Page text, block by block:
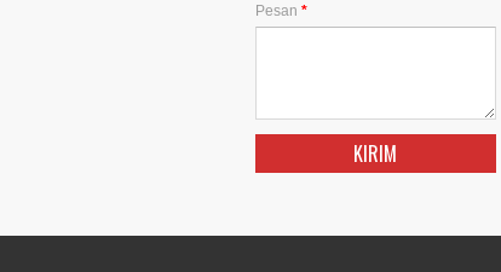
Pesan *